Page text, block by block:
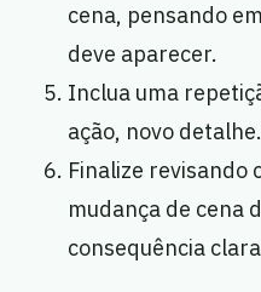
cena, pensando
deve aparecer.
Inclua uma
ação, novo detalhe.
Finalize revisando
mudança de cena
consequência